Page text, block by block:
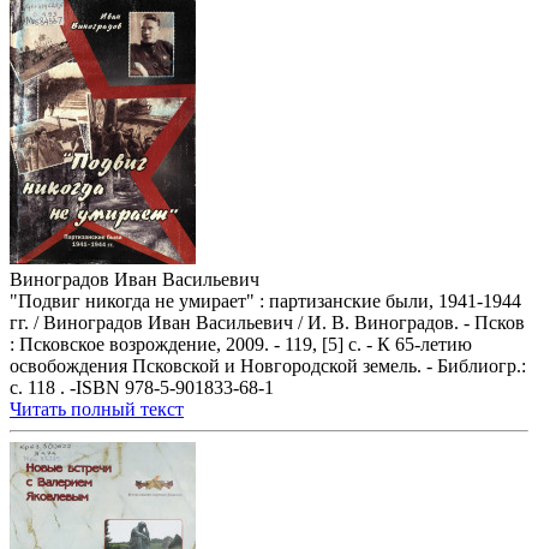
Виноградов Иван Васильевич
"Подвиг никогда не умирает" : партизанские были, 1941-1944
гг. / Виноградов Иван Васильевич / И. В. Виноградов. - Псков
: Псковское возрождение, 2009. - 119, [5] с. - К 65-летию
освобождения Псковской и Новгородской земель. - Библиогр.:
с. 118 . -ISBN 978-5-901833-68-1
Читать полный текст